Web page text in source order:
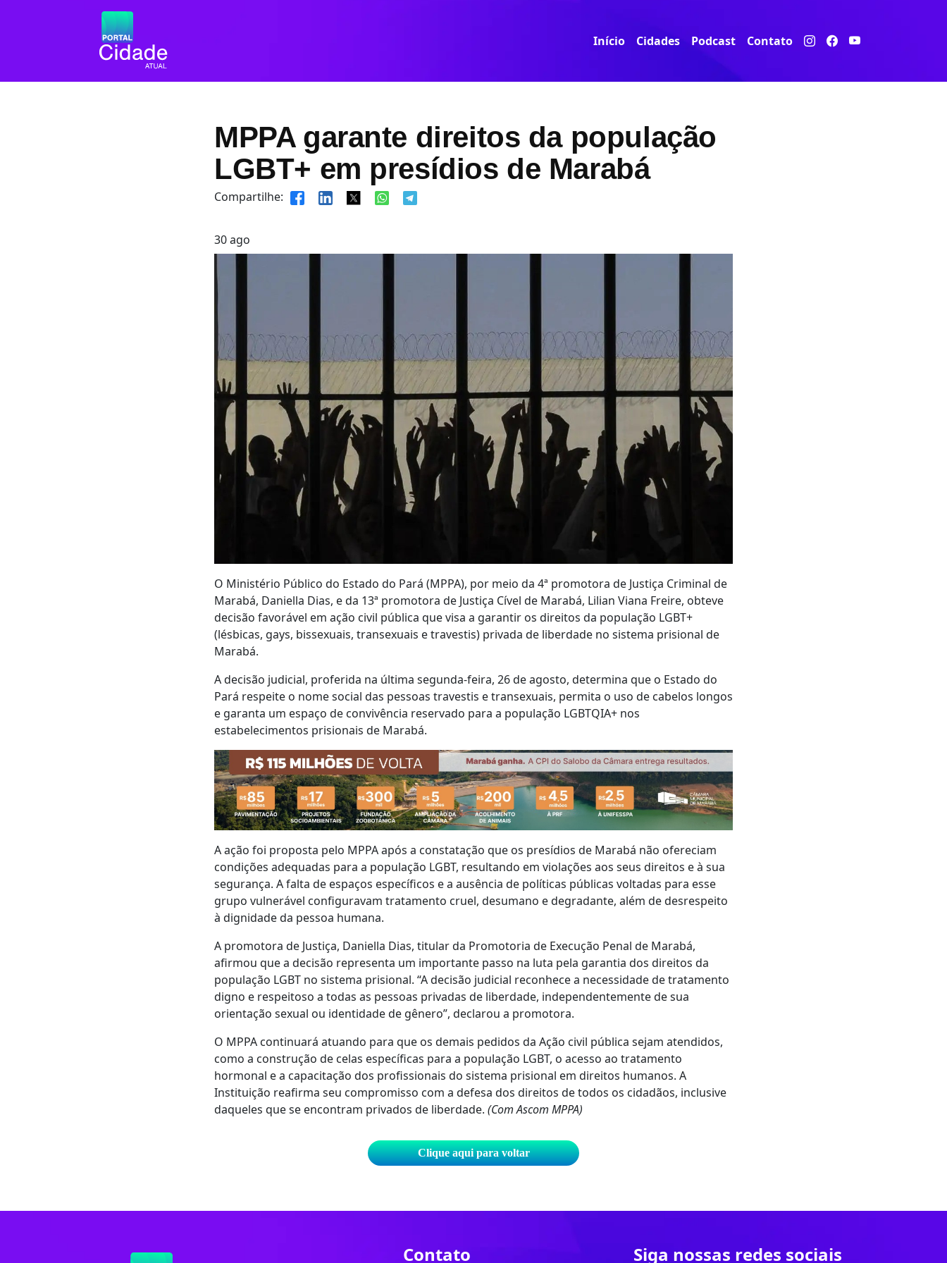
Início Cidades Podcast Contato
MPPA garante direitos da população
LGBT+ em presídios de Marabá
Compartilhe:
30ago
O Ministério Público do Estado do Pará (MPPA), por meio da 4ª promotora de Justiça Criminal de
Marabá, Daniella Dias, e da 13ª promotora de Justiça Cível de Marabá, Lilian Viana Freire, obteve
decisão favorável em ação civil pública que visa a garantir os direitos da população LGBT+
(lésbicas, gays, bissexuais, transexuais e travestis) privada de liberdade no sistema prisional de
Marabá.
A decisão judicial, proferida na última segunda-feira, 26 de agosto, determina que o Estado do
Pará respeite o nome social das pessoas travestis e transexuais, permita o uso de cabelos longos
e garanta um espaço de convivência reservado para a população LGBTQIA+ nos
estabelecimentos prisionais de Marabá.
A ação foi proposta pelo MPPA após a constatação que os presídios de Marabá não ofereciam
condições adequadas para a população LGBT, resultando em violações aos seus direitos e à sua
segurança. A falta de espaços específicos e a ausência de políticas públicas voltadas para esse
grupo vulnerável configuravam tratamento cruel, desumano e degradante, além de desrespeito
à dignidade da pessoa humana.
A promotora de Justiça, Daniella Dias, titular da Promotoria de Execução Penal de Marabá,
afirmou que a decisão representa um importante passo na luta pela garantia dos direitos da
população LGBT no sistema prisional. “A decisão judicial reconhece a necessidade de tratamento
digno e respeitoso a todas as pessoas privadas de liberdade, independentemente de sua
orientação sexual ou identidade de gênero”, declarou a promotora.
O MPPA continuará atuando para que os demais pedidos da Ação civil pública sejam atendidos,
como a construção de celas específicas para a população LGBT, o acesso ao tratamento
hormonal e a capacitação dos profissionais do sistema prisional em direitos humanos. A
Instituição reafirma seu compromisso com a defesa dos direitos de todos os cidadãos, inclusive
daqueles que se encontram privados de liberdade. (Com Ascom MPPA)
Clique aqui para voltar
Contato Siga nossas redes sociais